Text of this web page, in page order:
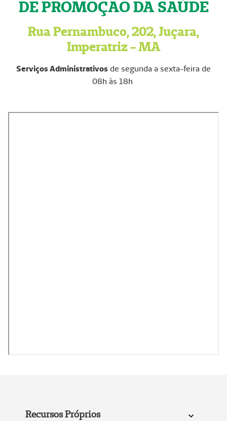
DE PROMOÇÃO DA SAÚDE
Rua Pernambuco, 202, Juçara,
Imperatriz - MA
Serviços Administrativosde segunda a sexta-feira de
08h às 18h
Recursos Próprios